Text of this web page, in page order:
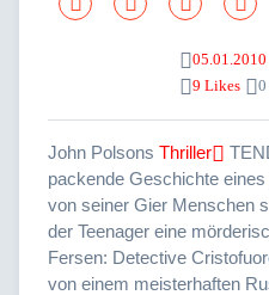
05.01.2010
9 Likes
0
John Polsons Thriller
packende Geschichte
von seiner Gier Menschen
der Teenager eine
Fersen: Detective
von einem meisterhaften